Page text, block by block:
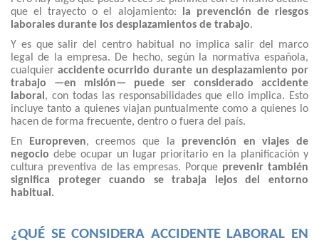
que el trayecto o el alojamiento: la prevención de riesgos
laborales durante los desplazamientos de trabajo.
Y es que salir del centro habitual no implica salir del marco
legal de la empresa. De hecho, según la normativa española,
cualquier accidente ocurrido durante un desplazamiento por
trabajo —en misión— puede ser considerado accidente
laboral, con todas las responsabilidades que ello implica. Esto
incluye tanto a quienes viajan puntualmente como a quienes lo
hacen de forma frecuente, dentro o fuera del país.
En Europreven, creemos que la prevención en viajes de
negocio debe ocupar un lugar prioritario en la planificación y
cultura preventiva de las empresas. Porque prevenir también
significa proteger cuando se trabaja lejos del entorno
habitual.
¿QUÉ SE CONSIDERA ACCIDENTE LABORAL EN